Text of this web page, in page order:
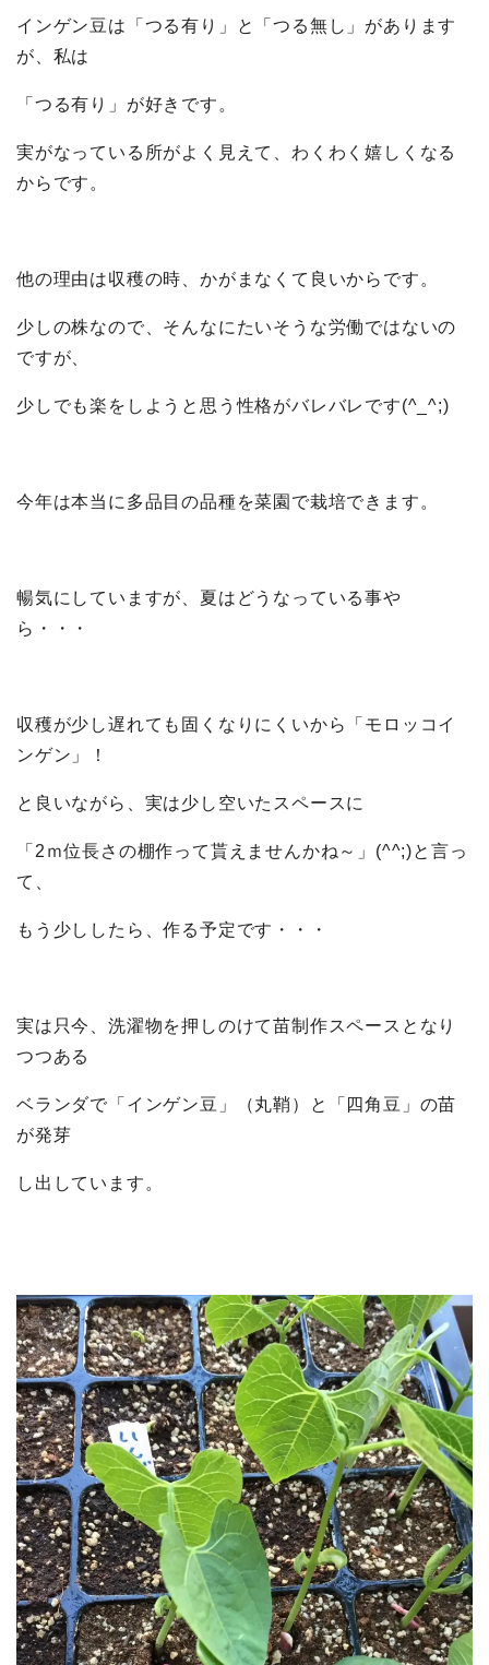
インゲン豆は「つる有り」と「つる無し」があります
が、私は
「つる有り」が好きです。
実がなっている所がよく見えて、わくわく嬉しくなる
からです。
他の理由は収穫の時、かがまなくて良いからです。
少しの株なので、そんなにたいそうな労働ではないの
ですが、
少しでも楽をしようと思う性格がバレバレです(^_^;)
今年は本当に多品目の品種を菜園で栽培できます。
暢気にしていますが、夏はどうなっている事や
ら・・・
収穫が少し遅れても固くなりにくいから「モロッコイ
ンゲン」！
と良いながら、実は少し空いたスペースに
「2ｍ位長さの棚作って貰えませんかね～」(^^;)と言っ
て、
もう少ししたら、作る予定です・・・
実は只今、洗濯物を押しのけて苗制作スペースとなり
つつある
ベランダで「インゲン豆」（丸鞘）と「四角豆」の苗
が発芽
し出しています。